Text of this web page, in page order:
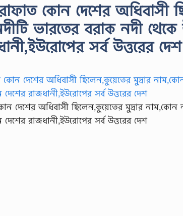
কোন দেশের অধিবাসী
ভারতের বরাক নদী থেকে
সর্ব উত্তরের দেশ
দেশের অধিবাসী ছিলেন,কুয়েতের মুদ্রার নাম,কোন
দেশের রাজধানী,ইউরোপের সর্ব উত্তরের দেশ